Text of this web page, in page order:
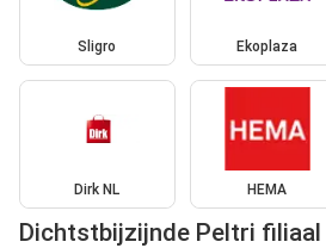
Sligro Ekoplaza
Dirk NL HEMA
Dichtstbijzijnde Peltri filiaal